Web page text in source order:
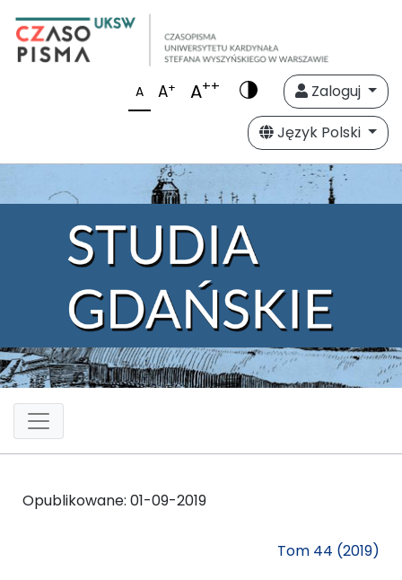
A A+ A++
Zaloguj
Język Polski
Opublikowane: 01-09-2019
Tom 44 (2019)